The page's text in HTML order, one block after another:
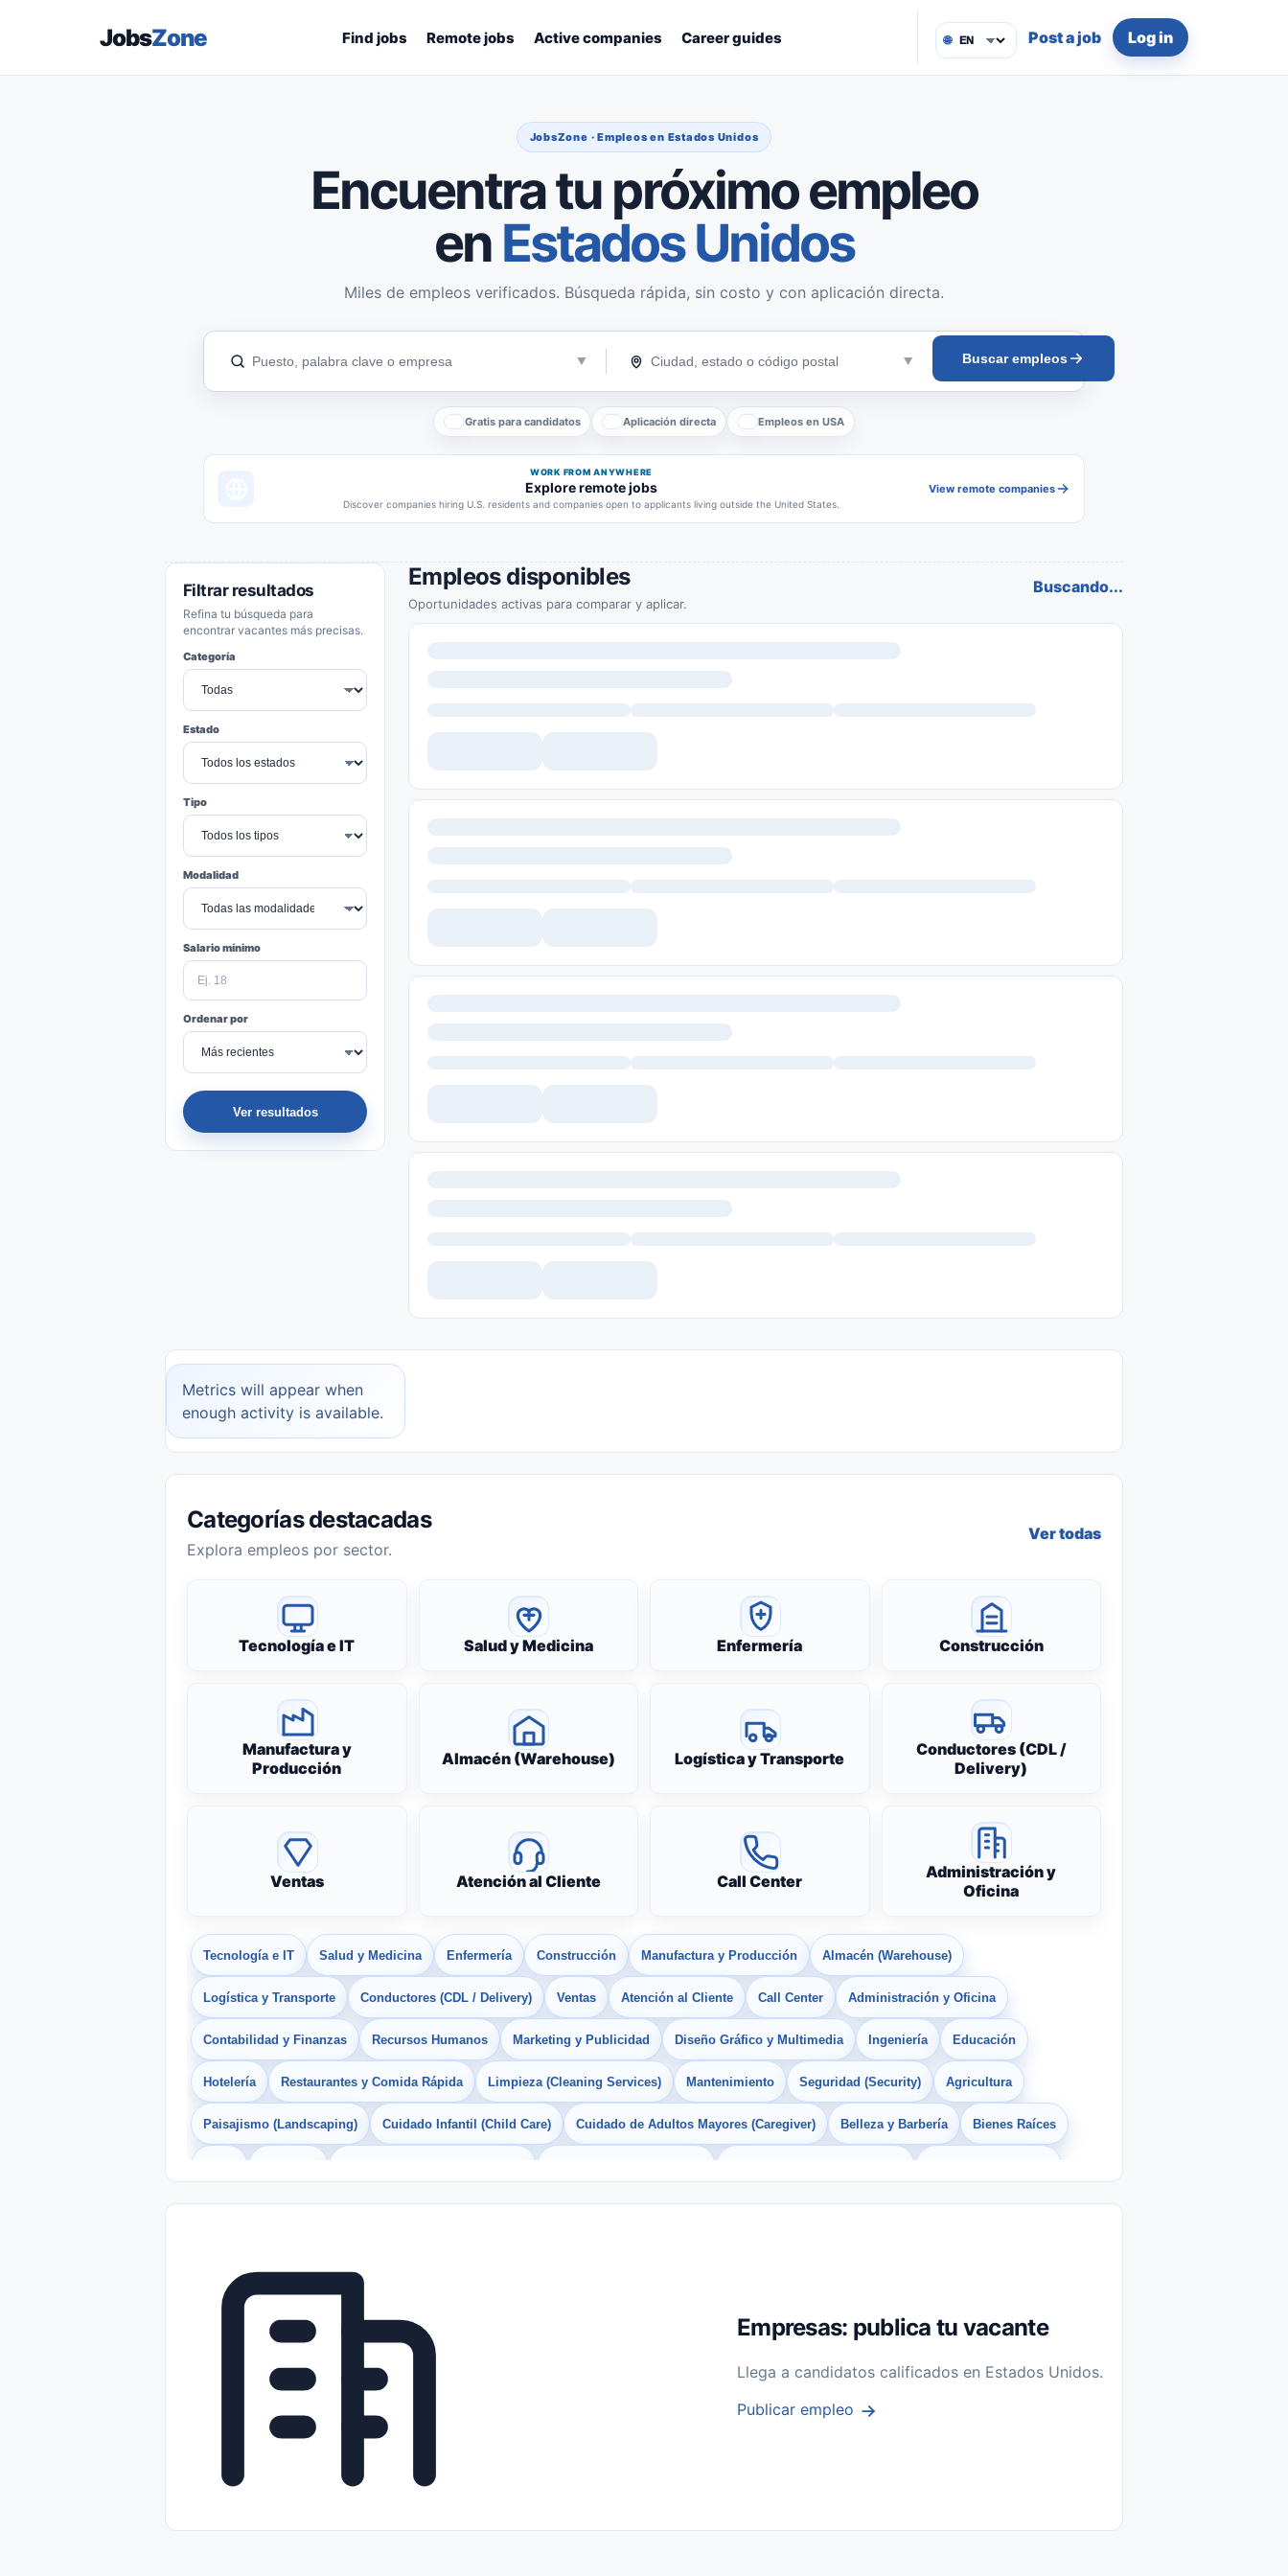
JobsZone Find jobs Remote jobs Active companies Career guides 🌐 Post a job Log in
JobsZone · Empleos en Estados Unidos
Encuentra tu próximo empleo
en Estados Unidos
Miles de empleos verificados. Búsqueda rápida, sin costo y con aplicación directa.
Buscar empleos
Gratis para candidatos Aplicación directa Empleos en USA
WORK FROM ANYWHERE
Explore remote jobs
Discover companies hiring U.S. residents and companies open to applicants living outside the United States.
View remote companies
Filtrar resultados
Refina tu búsqueda para
encontrar vacantes más precisas.
Categoría
Estado
Tipo
Modalidad
Salario mínimo
Ordenar por
Ver resultados
Empleos disponibles
Oportunidades activas para comparar y aplicar.
Buscando...
Metrics will appear when
enough activity is available.
Categorías destacadas
Explora empleos por sector.
Ver todas
Tecnología e IT Salud y Medicina Enfermería Construcción
Manufactura y
Producción
Almacén (Warehouse) Logística y Transporte
Conductores (CDL /
Delivery)
Ventas Atención al Cliente Call Center
Administración y
Oficina
Tecnología e IT Salud y Medicina Enfermería Construcción Manufactura y Producción Almacén (Warehouse)
Logística y Transporte Conductores (CDL / Delivery) Ventas Atención al Cliente Call Center Administración y Oficina
Contabilidad y Finanzas Recursos Humanos Marketing y Publicidad Diseño Gráfico y Multimedia Ingeniería Educación
Hotelería Restaurantes y Comida Rápida Limpieza (Cleaning Services) Mantenimiento Seguridad (Security) Agricultura
Paisajismo (Landscaping) Cuidado Infantil (Child Care) Cuidado de Adultos Mayores (Caregiver) Belleza y Barbería Bienes Raíces
Freelance Prácticas (Internships) Empleos para Estudiantes Empleos Bilingües (English/Spanish) Sin Experiencia
Telecomunicaciones
Empresas: publica tu vacante
Llega a candidatos calificados en Estados Unidos.
Publicar empleo